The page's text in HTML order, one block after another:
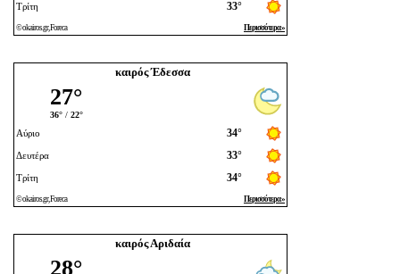
καιρός Έδεσσα
καιρός Αριδαία